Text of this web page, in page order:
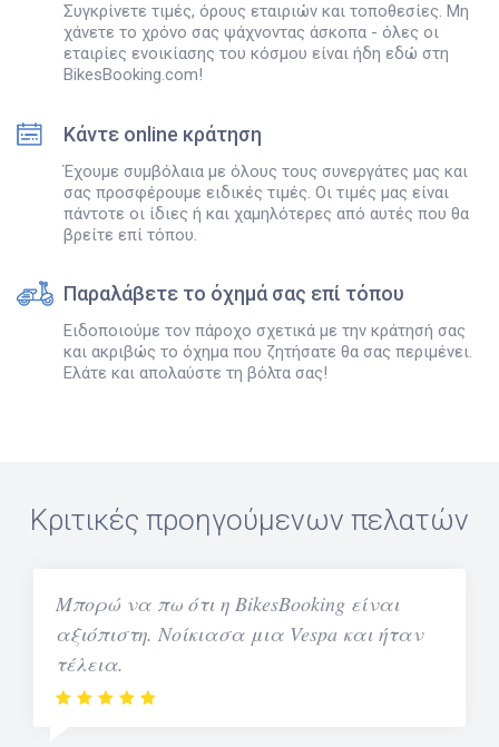
Συγκρίνετε τιμές, όρους εταιριών και τοποθεσίες. Μη
χάνετε το χρόνο σας ψάχνοντας άσκοπα - όλες οι
εταιρίες ενοικίασης του κόσμου είναι ήδη εδώ στη
BikesBooking.com!
Κάντε online κράτηση
Έχουμε συμβόλαια με όλους τους συνεργάτες μας και
σας προσφέρουμε ειδικές τιμές. Οι τιμές μας είναι
πάντοτε οι ίδιες ή και χαμηλότερες από αυτές που θα
βρείτε επί τόπου.
Παραλάβετε το όχημά σας επί τόπου
Ειδοποιούμε τον πάροχο σχετικά με την κράτησή σας
και ακριβώς το όχημα που ζητήσατε θα σας περιμένει.
Ελάτε και απολαύστε τη βόλτα σας!
Κριτικές προηγούμενων πελατών
Μπορώ να πω ότι η BikesBooking είναι
αξιόπιστη. Νοίκιασα μια Vespa και ήταν
τέλεια.